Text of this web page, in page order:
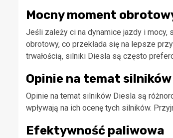
Mocny moment
Jeśli zależy ci na dynamice jazdy i
obrotowy, co przekłada się na lepsze
trwałością, silniki Diesla są często
Opinie na temat silników
Opinie na temat silników Diesla są
wpływają na ich ocenę tych silników.
Efektywność paliwowa